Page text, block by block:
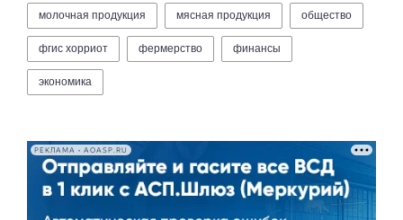
молочная продукция мясная продукция общество
фгис хорриот фермерство финансы
экономика
РЕКЛАМА • AOASP.RU